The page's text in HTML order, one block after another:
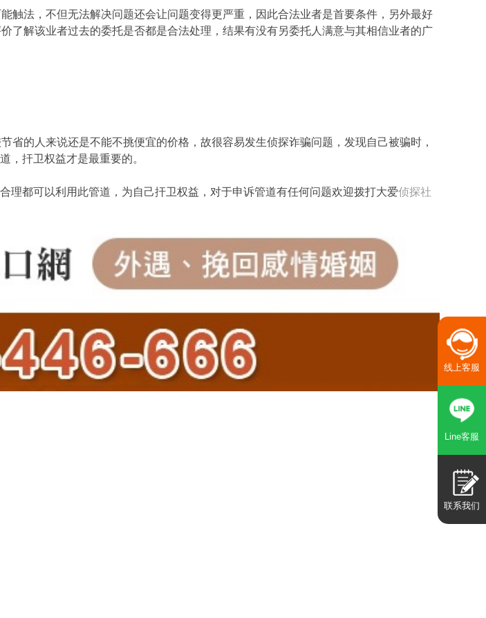
触法，不但无法解决问题还会让问题变得更严重，因此合法业者是首要条件，另外最好
了解该业者过去的委托是否都是合法处理，结果有没有另委托人满意与其相信业者的广
的人来说还是不能不挑便宜的价格，故很容易发生侦探诈骗问题，发现自己被骗时，
，扞卫权益才是最重要的。
理都可以利用此管道，为自己扞卫权益，对于申诉管道有任何问题欢迎拨打大爱侦探社
线上客服
Line客服
联系我们